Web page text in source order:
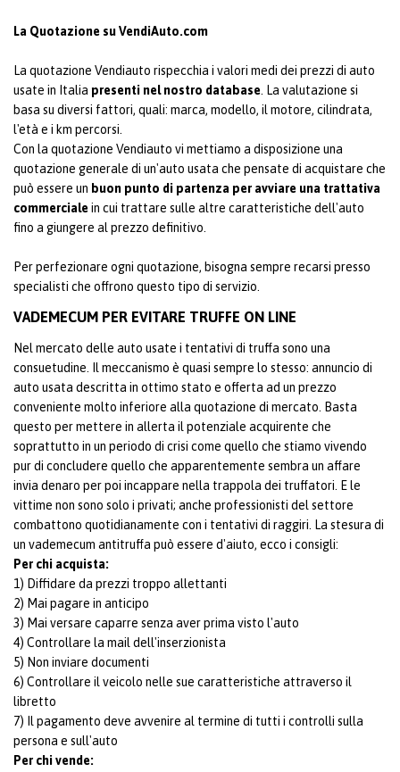
La Quotazione su VendiAuto.com
La quotazione Vendiauto rispecchia i valori medi dei prezzi di auto
usate in Italia presenti nel nostro database . La valutazione si
basa su diversi fattori, quali: marca, modello, il motore, cilindrata,
l'età e i km percorsi.
Con la quotazione Vendiauto vi mettiamo a disposizione una
quotazione generale di un'auto usata che pensate di acquistare che
può essere un buon punto di partenza per avviare una trattativa
commercialein cui trattare sulle altre caratteristiche dell'auto
fino a giungere al prezzo definitivo.
Per perfezionare ogni quotazione, bisogna sempre recarsi presso
specialisti che offrono questo tipo di servizio.
VADEMECUM PER EVITARE TRUFFE ON LINE
Nel mercato delle auto usate i tentativi di truffa sono una
consuetudine. Il meccanismo è quasi sempre lo stesso: annuncio di
auto usata descritta in ottimo stato e offerta ad un prezzo
conveniente molto inferiore alla quotazione di mercato. Basta
questo per mettere in allerta il potenziale acquirente che
soprattutto in un periodo di crisi come quello che stiamo vivendo
pur di concludere quello che apparentemente sembra un affare
invia denaro per poi incappare nella trappola dei truffatori. E le
vittime non sono solo i privati; anche professionisti del settore
combattono quotidianamente con i tentativi di raggiri. La stesura di
un vademecum antitruffa può essere d'aiuto, ecco i consigli:
Per chi acquista:
1) Diffidare da prezzi troppo allettanti
2) Mai pagare in anticipo
3) Mai versare caparre senza aver prima visto l'auto
4) Controllare la mail dell'inserzionista
5) Non inviare documenti
6) Controllare il veicolo nelle sue caratteristiche attraverso il
libretto
7) Il pagamento deve avvenire al termine di tutti i controlli sulla
persona e sull'auto
Per chi vende: